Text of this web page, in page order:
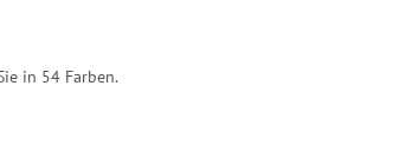
in 54 Farben.